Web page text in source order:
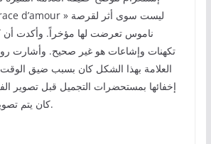
ناموس تعرضت لها مؤخراً. وأكدت أن
تكهنات وإشاعات هو غير صحيح. وأشارت
العلامة بهذا الشكل كان بسبب ضيق
إخفائها بمستحضرات التجميل قبل تصوير
كان يتم تصويره في أحد الفنادق.